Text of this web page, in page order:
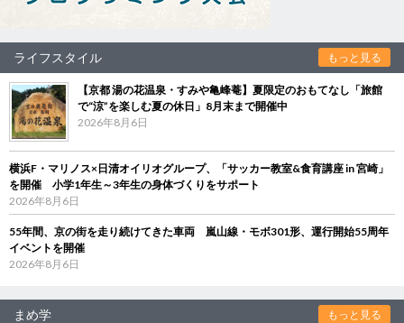
ライフスタイル もっと見る
【京都 湯の花温泉・すみや亀峰菴】夏限定のおもてなし「旅館
で“涼”を楽しむ夏の休日」8月末まで開催中
2026年8月6日
横浜F・マリノス×日清オイリオグループ、「サッカー教室&食育講座 in 宮崎」
を開催 小学1年生～3年生の身体づくりをサポート
2026年8月6日
55年間、京の街を走り続けてきた車両 嵐山線・モボ301形、運行開始55周年
イベントを開催
2026年8月6日
まめ学 もっと見る